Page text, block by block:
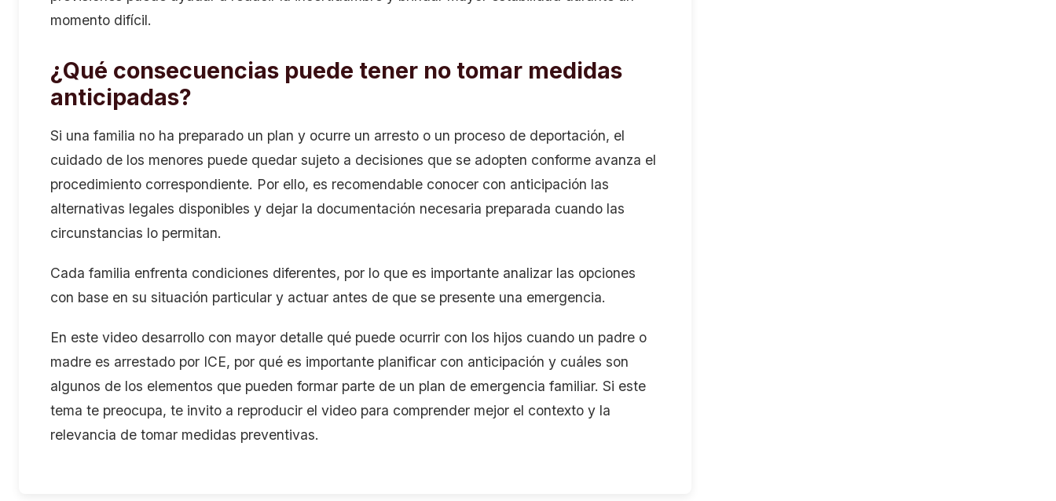
momento difícil.
¿Qué consecuencias puede tener no tomar medidas
anticipadas?
Si una familia no ha preparado un plan y ocurre un arresto o un proceso de deportación, el
cuidado de los menores puede quedar sujeto a decisiones que se adopten conforme avanza el
procedimiento correspondiente. Por ello, es recomendable conocer con anticipación las
alternativas legales disponibles y dejar la documentación necesaria preparada cuando las
circunstancias lo permitan.
Cada familia enfrenta condiciones diferentes, por lo que es importante analizar las opciones
con base en su situación particular y actuar antes de que se presente una emergencia.
En este video desarrollo con mayor detalle qué puede ocurrir con los hijos cuando un padre o
madre es arrestado por ICE, por qué es importante planificar con anticipación y cuáles son
algunos de los elementos que pueden formar parte de un plan de emergencia familiar. Si este
tema te preocupa, te invito a reproducir el video para comprender mejor el contexto y la
relevancia de tomar medidas preventivas.